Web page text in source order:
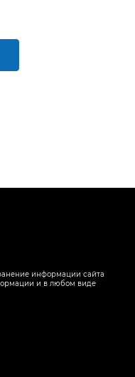
информации сайта
и в любом виде